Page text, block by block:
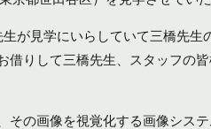
が見学にいらしていて三橋先生
りして三橋先生、スタッフの
の画像を視覚化する画像シス